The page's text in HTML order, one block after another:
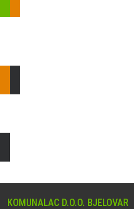
KOMUNALAC D.O.O. BJELOVAR